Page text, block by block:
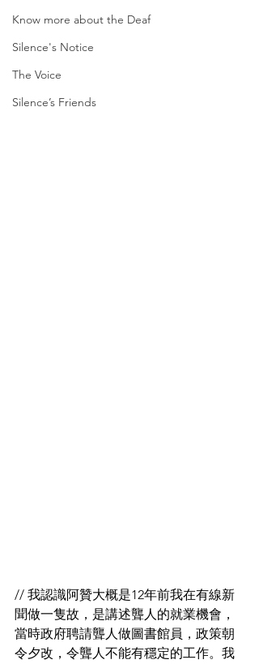
Know more about the Deaf
Silence's Notice
The Voice
Silence’s Friends
// 我認識阿贊大概是12年前我在有線新
聞做一隻故，是講述聾人的就業機會，
當時政府聘請聾人做圖書館員，政策朝
令夕改，令聾人不能有穩定的工作。我